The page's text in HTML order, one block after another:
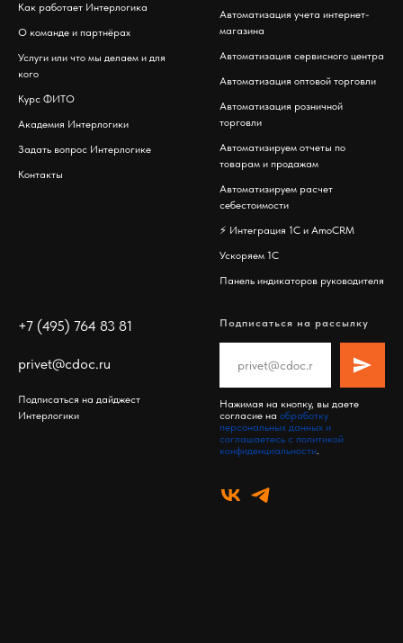
Как работает Интерлогика
О команде и партнёрах
Услуги или что мы делаем и для
кого
Курс ФИТО
Академия Интерлогики
Задать вопрос Интерлогике
Контакты
Автоматизация учета интернет-
магазина
Автоматизация сервисного центра
Автоматизация оптовой торговли
Автоматизация розничной
торговли
Автоматизируем отчеты по
товарам и продажам
Автоматизируем расчет
себестоимости
⚡️ Интеграция 1С и AmoCRM
Ускоряем 1С
Панель индикаторов руководителя
+7 (495) 764 83 81
privet@cdoc.ru
Подписаться на дайджест
Интерлогики
Подписаться на рассылку
Нажимая на кнопку, вы даете
согласие на обработку
персональных данных и
соглашаетесь c политикой
конфиденциальности.